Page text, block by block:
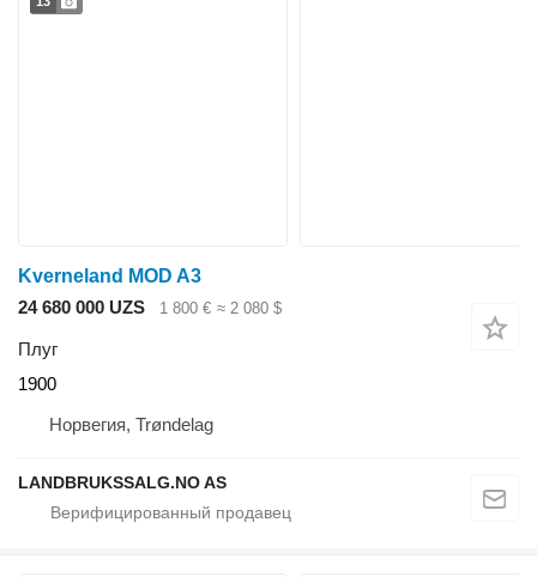
Kverneland MOD A3
24 680 000 UZS
1 800 € ≈ 2 080 $
Плуг
1900
Норвегия, Trøndelag
LANDBRUKSSALG.NO AS